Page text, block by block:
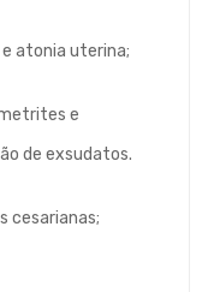
atonia uterina;
e
de exsudatos.
cesarianas;